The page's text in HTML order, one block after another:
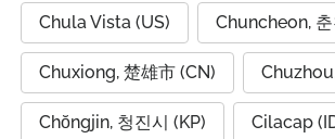
Chula Vista (US) Chuncheon, 춘
Chuxiong, 楚雄市 (CN)
Chŏngjin, 청진시 (KP) Cilacap